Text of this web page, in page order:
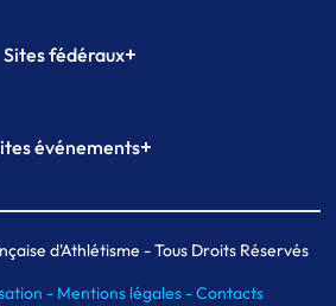
Sites fédéraux+
Formation
événements+
de Paris indoor
Ekiden de Paris
d'Athlétisme - Tous Droits Réservés
- Mentions légales -Contacts